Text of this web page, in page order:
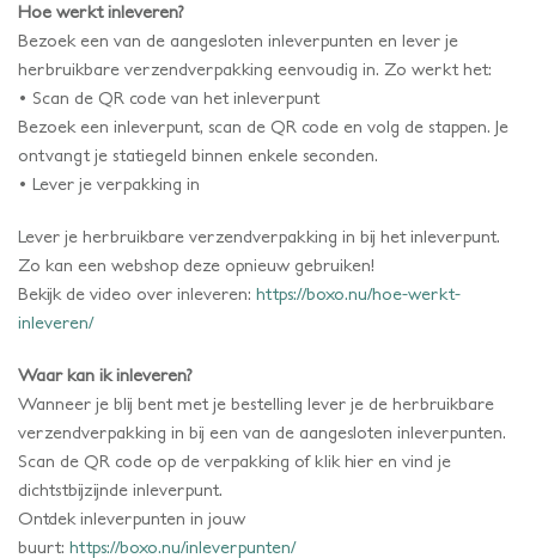
Hoe werkt inleveren?
Bezoek een van de aangesloten inleverpunten en lever je
herbruikbare verzendverpakking eenvoudig in. Zo werkt het:
• Scan de QR code van het inleverpunt
Bezoek een inleverpunt, scan de QR code en volg de stappen. Je
ontvangt je statiegeld binnen enkele seconden.
• Lever je verpakking in
Lever je herbruikbare verzendverpakking in bij het inleverpunt.
Zo kan een webshop deze opnieuw gebruiken!
Bekijk de video over inleveren: https://boxo.nu/hoe-werkt-
inleveren/
Waar kan ik inleveren?
Wanneer je blij bent met je bestelling lever je de herbruikbare
verzendverpakking in bij een van de aangesloten inleverpunten.
Scan de QR code op de verpakking of klik hier en vind je
dichtstbijzijnde inleverpunt.
Ontdek inleverpunten in jouw
buurt: https://boxo.nu/inleverpunten/